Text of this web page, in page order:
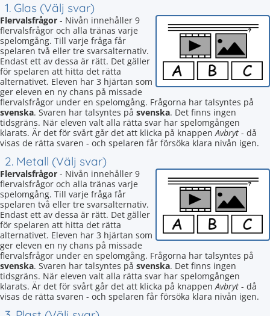
1. Glas (Välj svar)
Flervalsfrågor - Nivån innehåller 9
flervalsfrågor och alla tränas varje
spelomgång. Till varje fråga får
spelaren två eller tre svarsalternativ.
Endast ett av dessa är rätt. Det gäller
för spelaren att hitta det rätta
alternativet. Eleven har 3 hjärtan som
ger eleven en ny chans på missade
flervalsfrågor under en spelomgång. Frågorna har talsyntes på
svenska. Svaren har talsyntes på svenska. Det finns ingen
tidsgräns. När eleven valt alla rätta svar har spelomgången
klarats. Är det för svårt går det att klicka på knappenAvbryt - då
visas de rätta svaren - och spelaren får försöka klara nivån igen.
2. Metall (Välj svar)
Flervalsfrågor - Nivån innehåller 9
flervalsfrågor och alla tränas varje
spelomgång. Till varje fråga får
spelaren två eller tre svarsalternativ.
Endast ett av dessa är rätt. Det gäller
för spelaren att hitta det rätta
alternativet. Eleven har 3 hjärtan som
ger eleven en ny chans på missade
flervalsfrågor under en spelomgång. Frågorna har talsyntes på
svenska. Svaren har talsyntes på svenska. Det finns ingen
tidsgräns. När eleven valt alla rätta svar har spelomgången
klarats. Är det för svårt går det att klicka på knappenAvbryt - då
visas de rätta svaren - och spelaren får försöka klara nivån igen.